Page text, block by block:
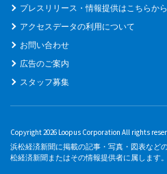
プレスリリース・情報提供はこちらから
アクセスデータの利用について
お問い合わせ
広告のご案内
スタッフ募集
Copyright 2026 Loopus Corporation All rights
浜松経済新聞に掲載の記事・写真・図表など
松経済新聞またはその情報提供者に属します。